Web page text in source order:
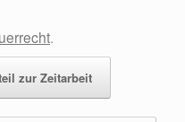
.
zur Zeitarbeit